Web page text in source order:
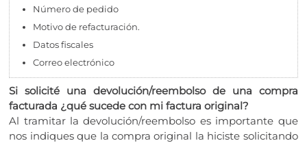
Número de pedido
Motivo de refacturación.
Datos fiscales
Correo electrónico
Si solicité una devolución/reembolso de una compra
facturada ¿qué sucede con mi factura original?
Al tramitar la devolución/reembolso es importante que
nos indiques que la compra original la hiciste solicitando